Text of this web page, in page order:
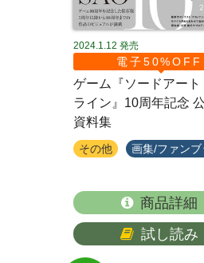
2024.1.12 発売
電子50%OFF
ゲーム『ソードアート
ライン』10周年記念
資料集
その他 画集/ファンブ
商品詳細
試し読み